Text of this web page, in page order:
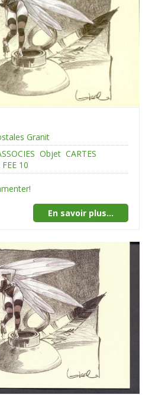
Granit
Objet CARTES
FEE 10
En savoir plus...